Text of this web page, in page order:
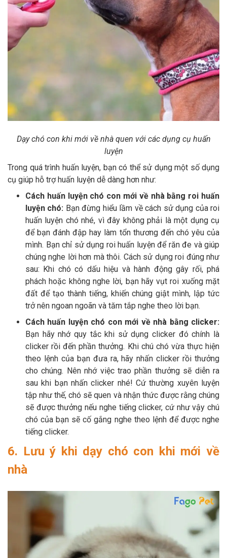
Dạy chó con khi mới về nhà quen với các dụng cụ huấn
luyện
Trong quá trình huấn luyện, bạn có thể sử dụng một số dụng
cụ giúp hỗ trợ huấn luyện dễ dàng hơn như:
Cách huấn luyện chó con mới về nhà bằng roi huấn
luyện chó: Bạn đừng hiểu lầm về cách sử dụng của roi
huấn luyện chó nhé, vì đây không phải là một dụng cụ
để bạn đánh đập hay làm tổn thương đến chó yêu của
mình. Bạn chỉ sử dụng roi huấn luyện để răn đe và giúp
chúng nghe lời hơn mà thôi. Cách sử dụng roi đúng như
sau: Khi chó có dấu hiệu và hành động gây rối, phá
phách hoặc không nghe lời, bạn hãy vụt roi xuống mặt
đất để tạo thành tiếng, khiến chúng giật mình, lập tức
trở nên ngoan ngoãn và tăm tắp nghe theo lời bạn.
Cách huấn luyện chó con mới về nhà bằng clicker:
Bạn hãy nhớ quy tắc khi sử dụng clicker đó chính là
clicker rồi đến phần thưởng. Khi chú chó vừa thực hiện
theo lệnh của bạn đưa ra, hãy nhấn clicker rồi thưởng
cho chúng. Nên nhớ việc trao phần thưởng sẽ diễn ra
sau khi bạn nhấn clicker nhé! Cứ thường xuyên luyện
tập như thế, chó sẽ quen và nhận thức được rằng chúng
sẽ được thưởng nếu nghe tiếng clicker, cứ như vậy chú
chó của bạn sẽ cố gắng nghe theo lệnh để được nghe
tiếng clicker.
6. Lưu ý khi dạy chó con khi mới về
nhà